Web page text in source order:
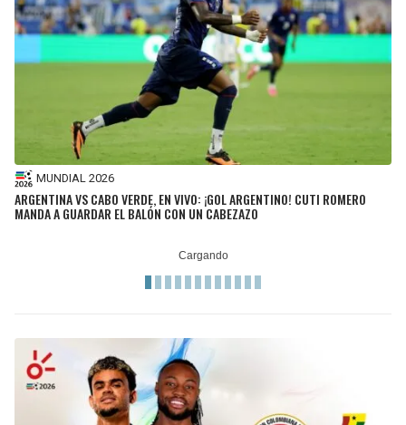
MUNDIAL 2026
ARGENTINA VS CABO VERDE, EN VIVO: ¡GOL ARGENTINO! CUTI ROMERO
MANDA A GUARDAR EL BALÓN CON UN CABEZAZO